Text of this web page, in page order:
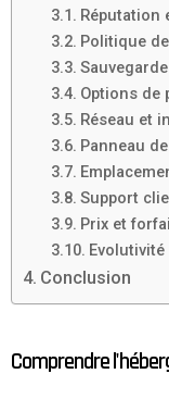
Réputation
Politique
Options de
Réseau et
Panneau
Support
Prix et
Conclusion
Comprendre